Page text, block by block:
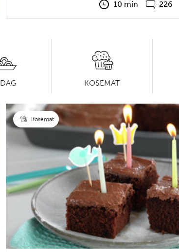
10 min
226
KOSEMAT
Kosemat